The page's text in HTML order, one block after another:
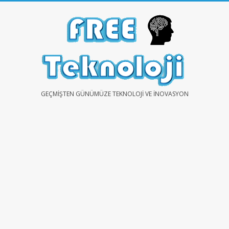
FREEGEÇMIŞTEN GÜNÜMÜZE TEKNOLOJI VE İNOVASYON